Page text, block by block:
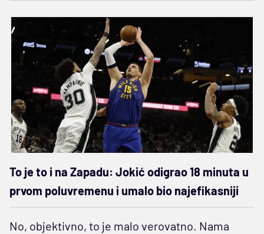
To je to i na Zapadu: Jokić odigrao 18 minuta u
prvom poluvremenu i umalo bio najefikasniji
No, objektivno, to je malo verovatno. Nama